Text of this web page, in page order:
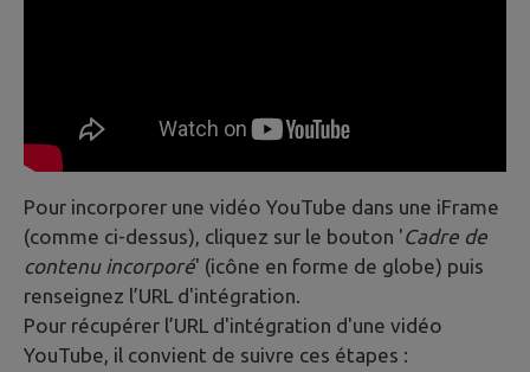
Pour incorporer une vidéo YouTube dans une iFrame
(comme ci-dessus), cliquez sur le bouton 'Cadre de
contenu incorporé' (icône en forme de globe) puis
renseignez l’URL d'intégration.
Pour récupérer l’URL d'intégration d'une vidéo
YouTube, il convient de suivre ces étapes :